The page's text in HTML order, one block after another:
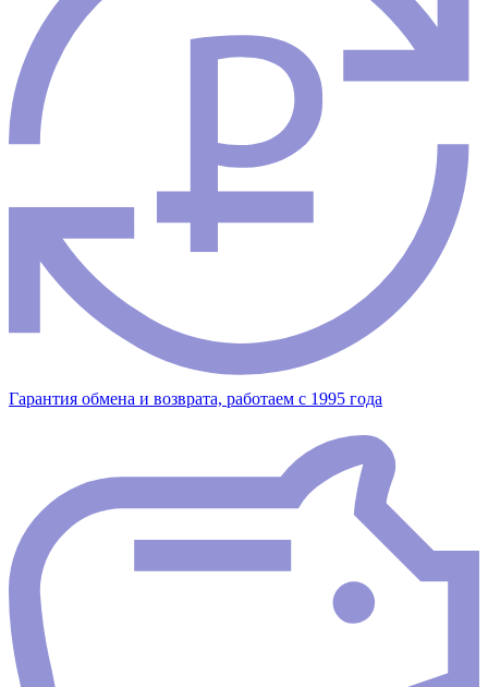
Гарантия обмена и возврата, работаем с 1995 года